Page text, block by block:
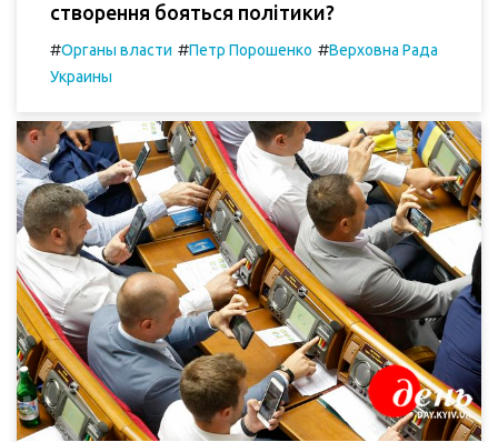
створення бояться політики?
#Органы власти #Петр Порошенко #Верховна Рада
Украины